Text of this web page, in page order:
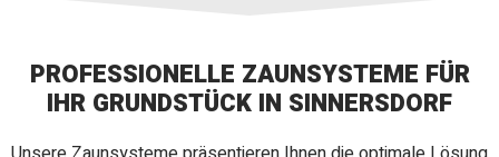
PROFESSIONELLE ZAUNSYSTEME FÜR
IHR GRUNDSTÜCK IN SINNERSDORF